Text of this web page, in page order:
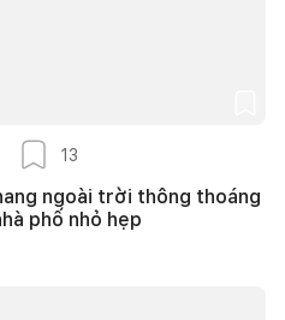
13
ngoài trời thông thoáng
phố nhỏ hẹp